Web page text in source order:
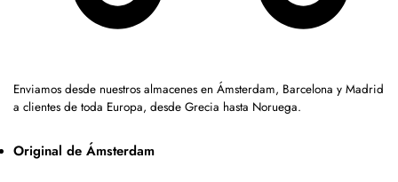
Enviamos desde nuestros almacenes en Ámsterdam, Barcelona y Madrid
a clientes de toda Europa, desde Grecia hasta Noruega.
Original de Ámsterdam